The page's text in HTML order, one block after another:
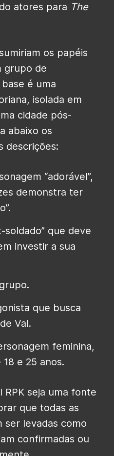
atores para The
os papéis
grupo de
é uma
isolada em
cidade pós-
abaixo os
descrições:
“adorável”,
demonstra ter
soldado” que deve
investir a sua
que busca
Val.
feminina,
e 25 anos.
RPK seja uma fonte
que todas as
ser levadas como
confirmadas ou